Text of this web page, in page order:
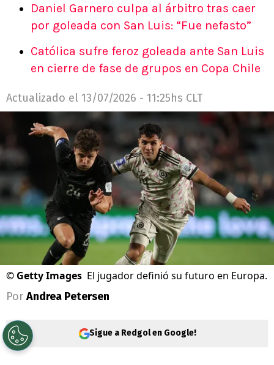
Daniel Garnero culpa al árbitro tras caer
por goleada con San Luis: “Fue nefasto”
Católica sufre feroz goleada ante San Luis
en cierre de fase de grupos en Copa Chile
Actualizado el 13/07/2026 - 11:25hs CLT
© Getty Images El jugador definió su futuro en Europa.
Por Andrea Petersen
Sigue a Redgol en Google!